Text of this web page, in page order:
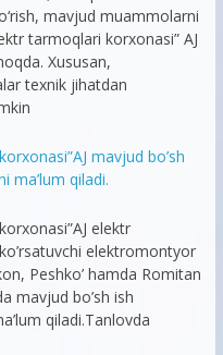
mavjud muammolarni
tarmoqlari korxonasi” AJ
Xususan,
texnik jihatdan
mavjud bo’sh
ma’lum qiladi.
elektr
elektromontyor
Peshko’ hamda Romitan
mavjud bo’sh ish
qiladi.Tanlovda